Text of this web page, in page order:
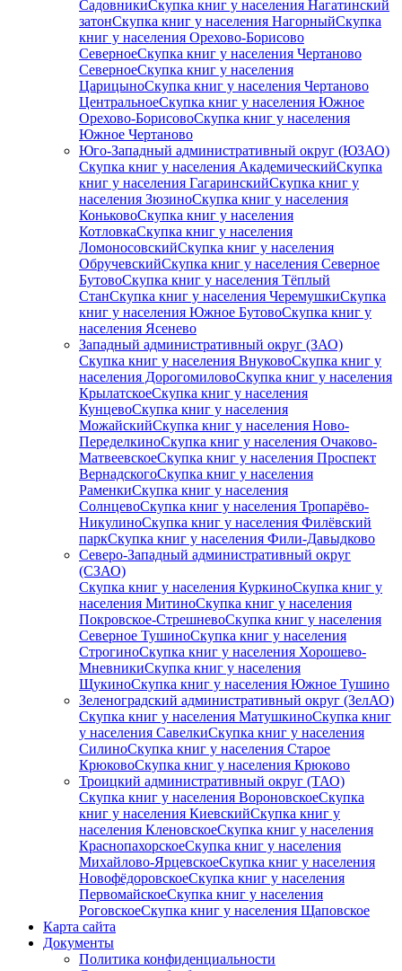
СадовникиСкупка книг у населения Нагатинский
затонСкупка книг у населения НагорныйСкупка
книг у населения Орехово-Борисово
СеверноеСкупка книг у населения Чертаново
СеверноеСкупка книг у населения
ЦарицыноСкупка книг у населения Чертаново
ЦентральноеСкупка книг у населения Южное
Орехово-БорисовоСкупка книг у населения
Южное Чертаново
Юго-Западный административный округ (ЮЗАО)
Скупка книг у населения АкадемическийСкупка
книг у населения ГагаринскийСкупка книг у
населения ЗюзиноСкупка книг у населения
КоньковоСкупка книг у населения
КотловкаСкупка книг у населения
ЛомоносовскийСкупка книг у населения
ОбручевскийСкупка книг у населения Северное
БутовоСкупка книг у населения Тёплый
СтанСкупка книг у населения ЧеремушкиСкупка
книг у населения Южное БутовоСкупка книг у
населения Ясенево
Западный административный округ (ЗАО)
Скупка книг у населения ВнуковоСкупка книг у
населения ДорогомиловоСкупка книг у населения
КрылатскоеСкупка книг у населения
КунцевоСкупка книг у населения
МожайскийСкупка книг у населения Ново-
ПеределкиноСкупка книг у населения Очаково-
МатвеевскоеСкупка книг у населения Проспект
ВернадскогоСкупка книг у населения
РаменкиСкупка книг у населения
СолнцевоСкупка книг у населения Тропарёво-
НикулиноСкупка книг у населения Филёвский
паркСкупка книг у населения Фили-Давыдково
Северо-Западный административный округ
(СЗАО)
Скупка книг у населения КуркиноСкупка книг у
населения МитиноСкупка книг у населения
Покровское-СтрешневоСкупка книг у населения
Северное ТушиноСкупка книг у населения
СтрогиноСкупка книг у населения Хорошево-
МневникиСкупка книг у населения
ЩукиноСкупка книг у населения Южное Тушино
Зеленоградский административный округ (ЗелАО)
Скупка книг у населения МатушкиноСкупка книг
у населения СавелкиСкупка книг у населения
СилиноСкупка книг у населения Старое
КрюковоСкупка книг у населения Крюково
Троицкий административный округ (ТАО)
Скупка книг у населения ВороновскоеСкупка
книг у населения КиевскийСкупка книг у
населения КленовскоеСкупка книг у населения
КраснопахорскоеСкупка книг у населения
Михайлово-ЯрцевскоеСкупка книг у населения
НовофёдоровскоеСкупка книг у населения
ПервомайскоеСкупка книг у населения
РоговскоеСкупка книг у населения Щаповское
Карта сайта
Документы
Политика конфиденциальности